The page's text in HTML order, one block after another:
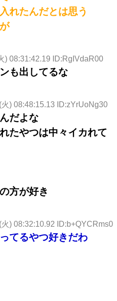
れたんだとは思う
) 08:31:42.19 ID:RgIVdaR00
も出してるな
) 08:48:15.13 ID:zYrUoNg30
だよな
たやつは中々イカれて
方が好き
) 08:32:10.92 ID:b+QYCRms0
てるやつ好きだわ